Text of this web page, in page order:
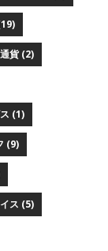
貨 (2)
(1)
(9)
ス (5)